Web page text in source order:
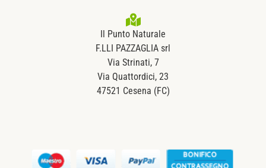
Il Punto Naturale
F.LLI PAZZAGLIA srl
Via Strinati, 7
Via Quattordici, 23
47521 Cesena (FC)